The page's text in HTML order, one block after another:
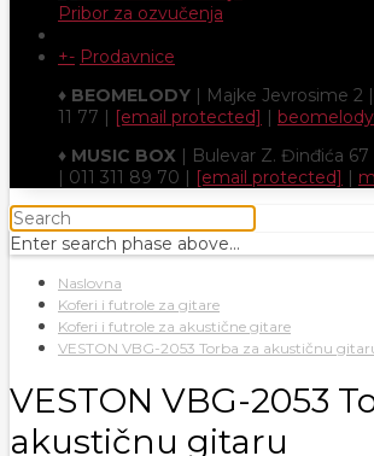
Pribor za ozvučenja
+- Prodavnice
♦ BEOMELODY | Majke Jevrosime 2
11 77 | [email protected] |
♦ MUSIC BOX | Bulevar Z. Đinđića
| 011 311 89 70 | [email protected] |
Enter search phase above...
Naslovna
Koferi i futrole za gitare
Koferi i futrole za akustične gitare
VESTON VBG-2053 Torba za akustičnu
VESTON VBG-2053
akustičnu gitaru